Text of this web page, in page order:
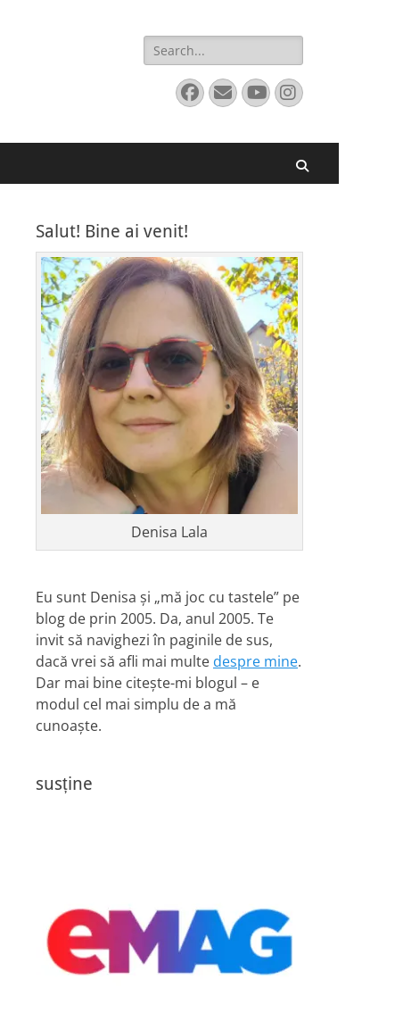
Search
for:
Facebook
EmailYouTube
Instagram
Salut! Bine ai venit!
Denisa Lala
Eu sunt Denisa și „mă joc cu tastele” pe
blog de prin 2005. Da, anul 2005. Te
invit să navighezi în paginile de sus,
dacă vrei să afli mai multe despre mine.
Dar mai bine citește-mi blogul – e
modul cel mai simplu de a mă
cunoaște.
susține